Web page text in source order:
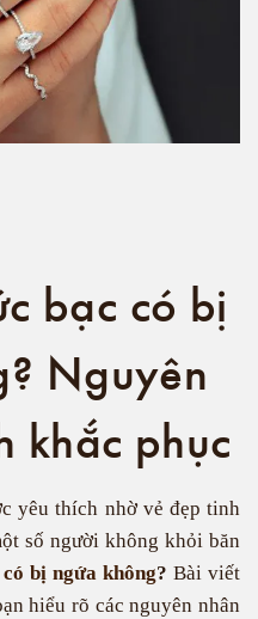
bạc có bị
Nguyên
khắc phục
yêu thích nhờ vẻ đẹp tinh
số người không khỏi băn
bị ngứa không? Bài viết
hiểu rõ các nguyên nhân